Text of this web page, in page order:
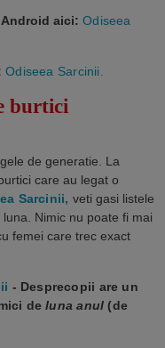
aici: Odiseea
Odiseea Sarcinii.
burtici
de generatie. La
care au legat o
Sarcinii, veti gasi listele
Nimic nu poate fi mai
femei care trec exact
- Desprecopii are un
de luna anul (de